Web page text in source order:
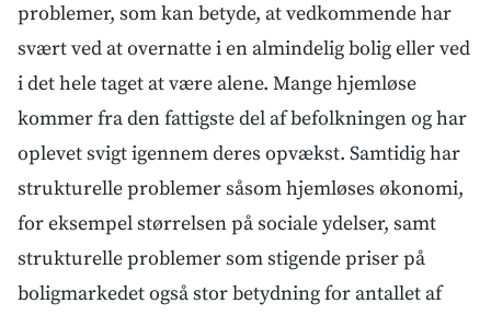
problemer, som kan betyde, at vedkommende har
svært ved at overnatte i en almindelig bolig eller ved
i det hele taget at være alene. Mange hjemløse
kommer fra den fattigste del af befolkningen og har
oplevet svigt igennem deres opvækst. Samtidig har
strukturelle problemer såsom hjemløses økonomi,
for eksempel størrelsen på sociale ydelser, samt
strukturelle problemer som stigende priser på
boligmarkedet også stor betydning for antallet af